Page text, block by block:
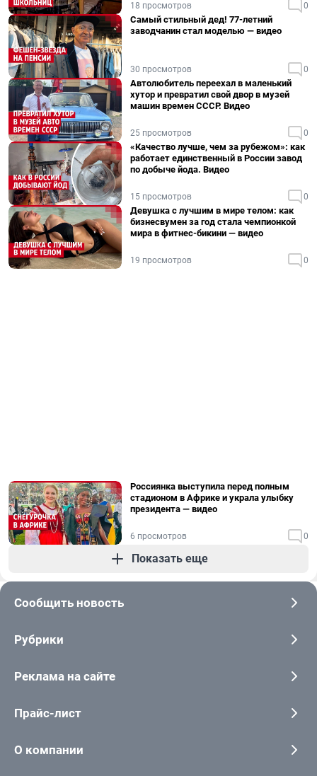
18 просмотров 0
Самый стильный дед! 77-летний
заводчанин стал моделью — видео
30 просмотров 0
Автолюбитель переехал в маленький
хутор и превратил свой двор в музей
машин времен СССР. Видео
25 просмотров 0
«Качество лучше, чем за рубежом»: как
работает единственный в России завод
по добыче йода. Видео
15 просмотров 0
Девушка с лучшим в мире телом: как
бизнесвумен за год стала чемпионкой
мира в фитнес-бикини — видео
19 просмотров 0
Россиянка выступила перед полным
стадионом в Африке и украла улыбку
президента — видео
6 просмотров 0
Показать еще
Сообщить новость
Рубрики
Реклама на сайте
Прайс-лист
О компании